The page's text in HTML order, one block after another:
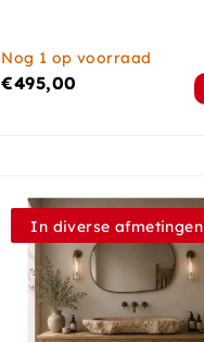
Nog 1 op voorraad
€495,00
In diverse afmetingen